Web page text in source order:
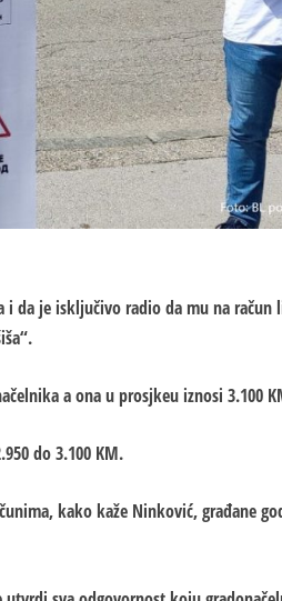
da je isključivo radio da mu na račun
a ona u prosjkeu iznosi 3.100
do 3.100 KM.
kako kaže Ninković, građane